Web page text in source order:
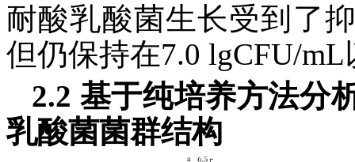
耐酸乳酸菌生长受到了
但仍保持在7.0 lgCFU/mL
2.2 基于纯培养方法分
乳酸菌菌群结构